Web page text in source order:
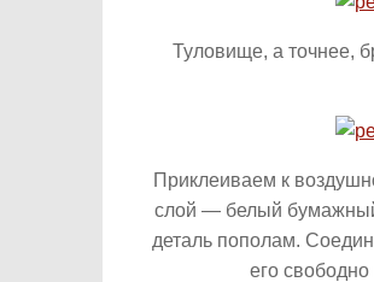
Туловище, а точнее,
Приклеиваем к
слой — белый бумажный
деталь пополам.
его